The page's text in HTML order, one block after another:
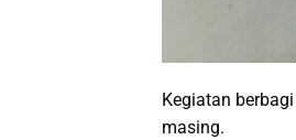
Kegiatan
masing.